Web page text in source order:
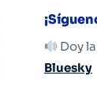
Doy
Bluesky